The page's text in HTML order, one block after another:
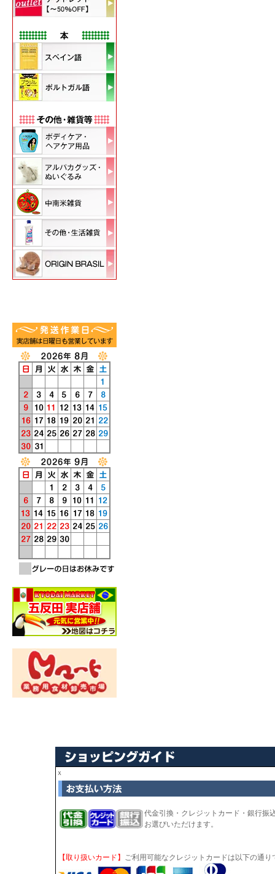
ｘ
代金引換・クレジットカード・銀行振
お選びいただけます。
【取り扱いカード】 ご利用可能なクレジットカードは以下の通り